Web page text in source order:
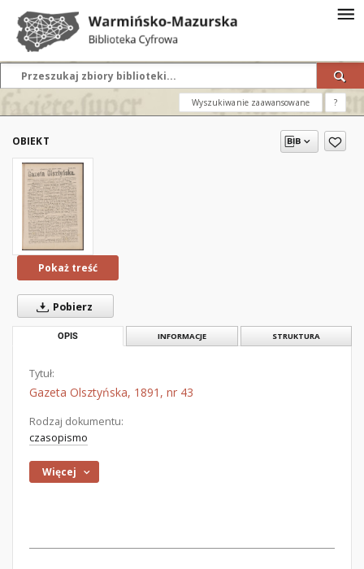
Wyszukiwanie zaawansowane ?
OBIEKT
Pokaż treść
Pobierz
OPIS INFORMACJE STRUKTURA
Tytuł:
Gazeta Olsztyńska, 1891, nr 43
Rodzaj dokumentu:
czasopismo
Więcej